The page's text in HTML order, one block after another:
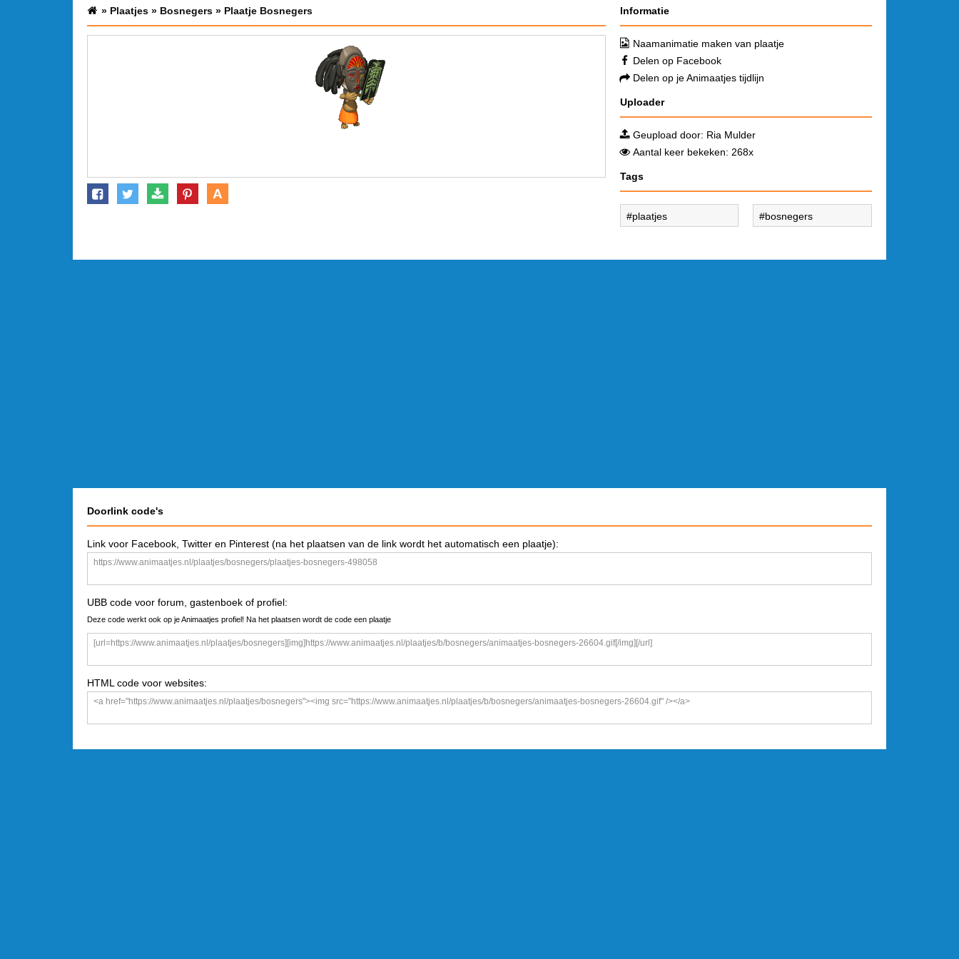
» Plaatjes » Bosnegers » Plaatje Bosnegers
A
Informatie
Naamanimatie maken van plaatje
Delen op Facebook
Delen op je Animaatjes tijdlijn
Uploader
Geupload door: Ria Mulder
Aantal keer bekeken: 268x
Tags
plaatjes bosnegers
Doorlink code's
Link voor Facebook, Twitter en Pinterest (na het plaatsen van de link wordt het automatisch een plaatje):
UBB code voor forum, gastenboek of profiel:
Deze code werkt ook op je Animaatjes profiel! Na het plaatsen wordt de code een plaatje
HTML code voor websites: